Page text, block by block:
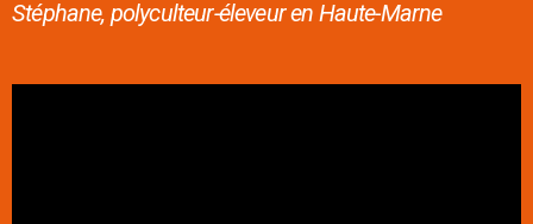
Stéphane, polyculteur-éleveur en Haute-Marne